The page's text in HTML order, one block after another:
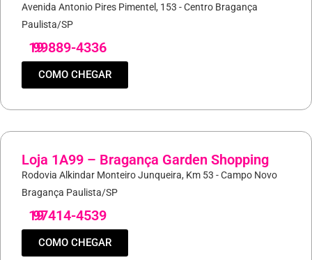
Avenida Antonio Pires Pimentel, 153 - Centro Bragança
Paulista/SP
19
99889-4336
COMO CHEGAR
Loja 1A99 – Bragança Garden Shopping
Rodovia Alkindar Monteiro Junqueira, Km 53 - Campo Novo
Bragança Paulista/SP
19
97414-4539
COMO CHEGAR